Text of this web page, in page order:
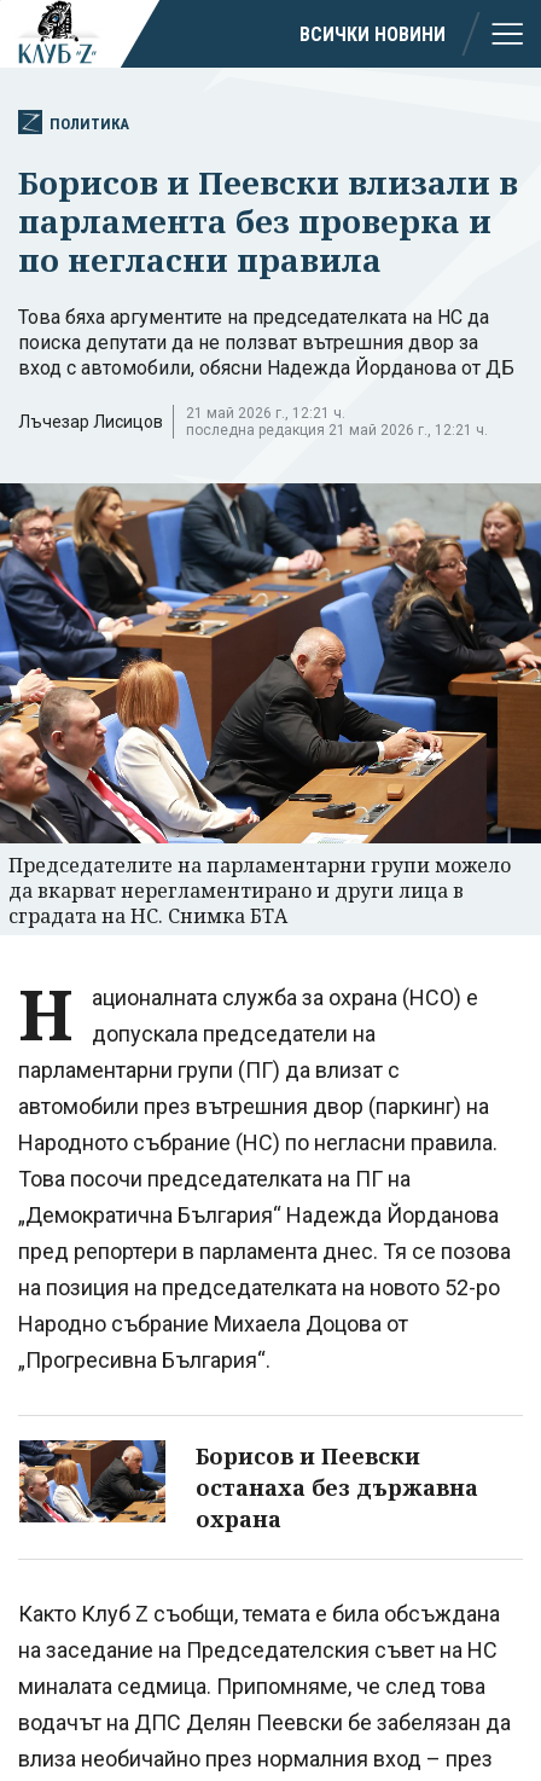
ВСИЧКИ НОВИНИ
ПОЛИТИКА
Борисов и Пеевски влизали в
парламента без проверка и
по негласни правила
Това бяха аргументите на председателката на НС да
поиска депутати да не ползват вътрешния двор за
вход с автомобили, обясни Надежда Йорданова от ДБ
Лъчезар Лисицов
21 май 2026 г., 12:21 ч.
последна редакция 21 май 2026 г., 12:21 ч.
Председателите на парламентарни групи можело
да вкарват нерегламентирано и други лица в
сградата на НС. Снимка БТА
Н
ационалната служба за охрана (НСО) е
допускала председатели на
парламентарни групи (ПГ) да влизат с
автомобили през вътрешния двор (паркинг) на
Народното събрание (НС) по негласни правила.
Това посочи председателката на ПГ на
„Демократична България“ Надежда Йорданова
пред репортери в парламента днес. Тя се позова
на позиция на председателката на новото 52-ро
Народно събрание Михаела Доцова от
„Прогресивна България“.
Борисов и Пеевски
останаха без държавна
охрана
Както Клуб Z съобщи, темата е била обсъждана
на заседание на Председателския съвет на НС
миналата седмица. Припомняме, че след това
водачът на ДПС Делян Пеевски бе забелязан да
влиза необичайно през нормалния вход – през